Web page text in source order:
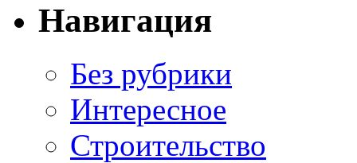
Навигация
Без рубрики
Интересное
Строительство